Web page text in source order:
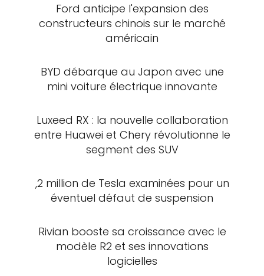
Ford anticipe l'expansion des
constructeurs chinois sur le marché
américain
BYD débarque au Japon avec une
mini voiture électrique innovante
Luxeed RX : la nouvelle collaboration
entre Huawei et Chery révolutionne le
segment des SUV
,2 million de Tesla examinées pour un
éventuel défaut de suspension
Rivian booste sa croissance avec le
modèle R2 et ses innovations
logicielles